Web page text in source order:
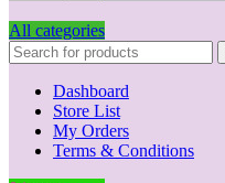
All categories
Dashboard
Store List
My Orders
Terms & Conditions